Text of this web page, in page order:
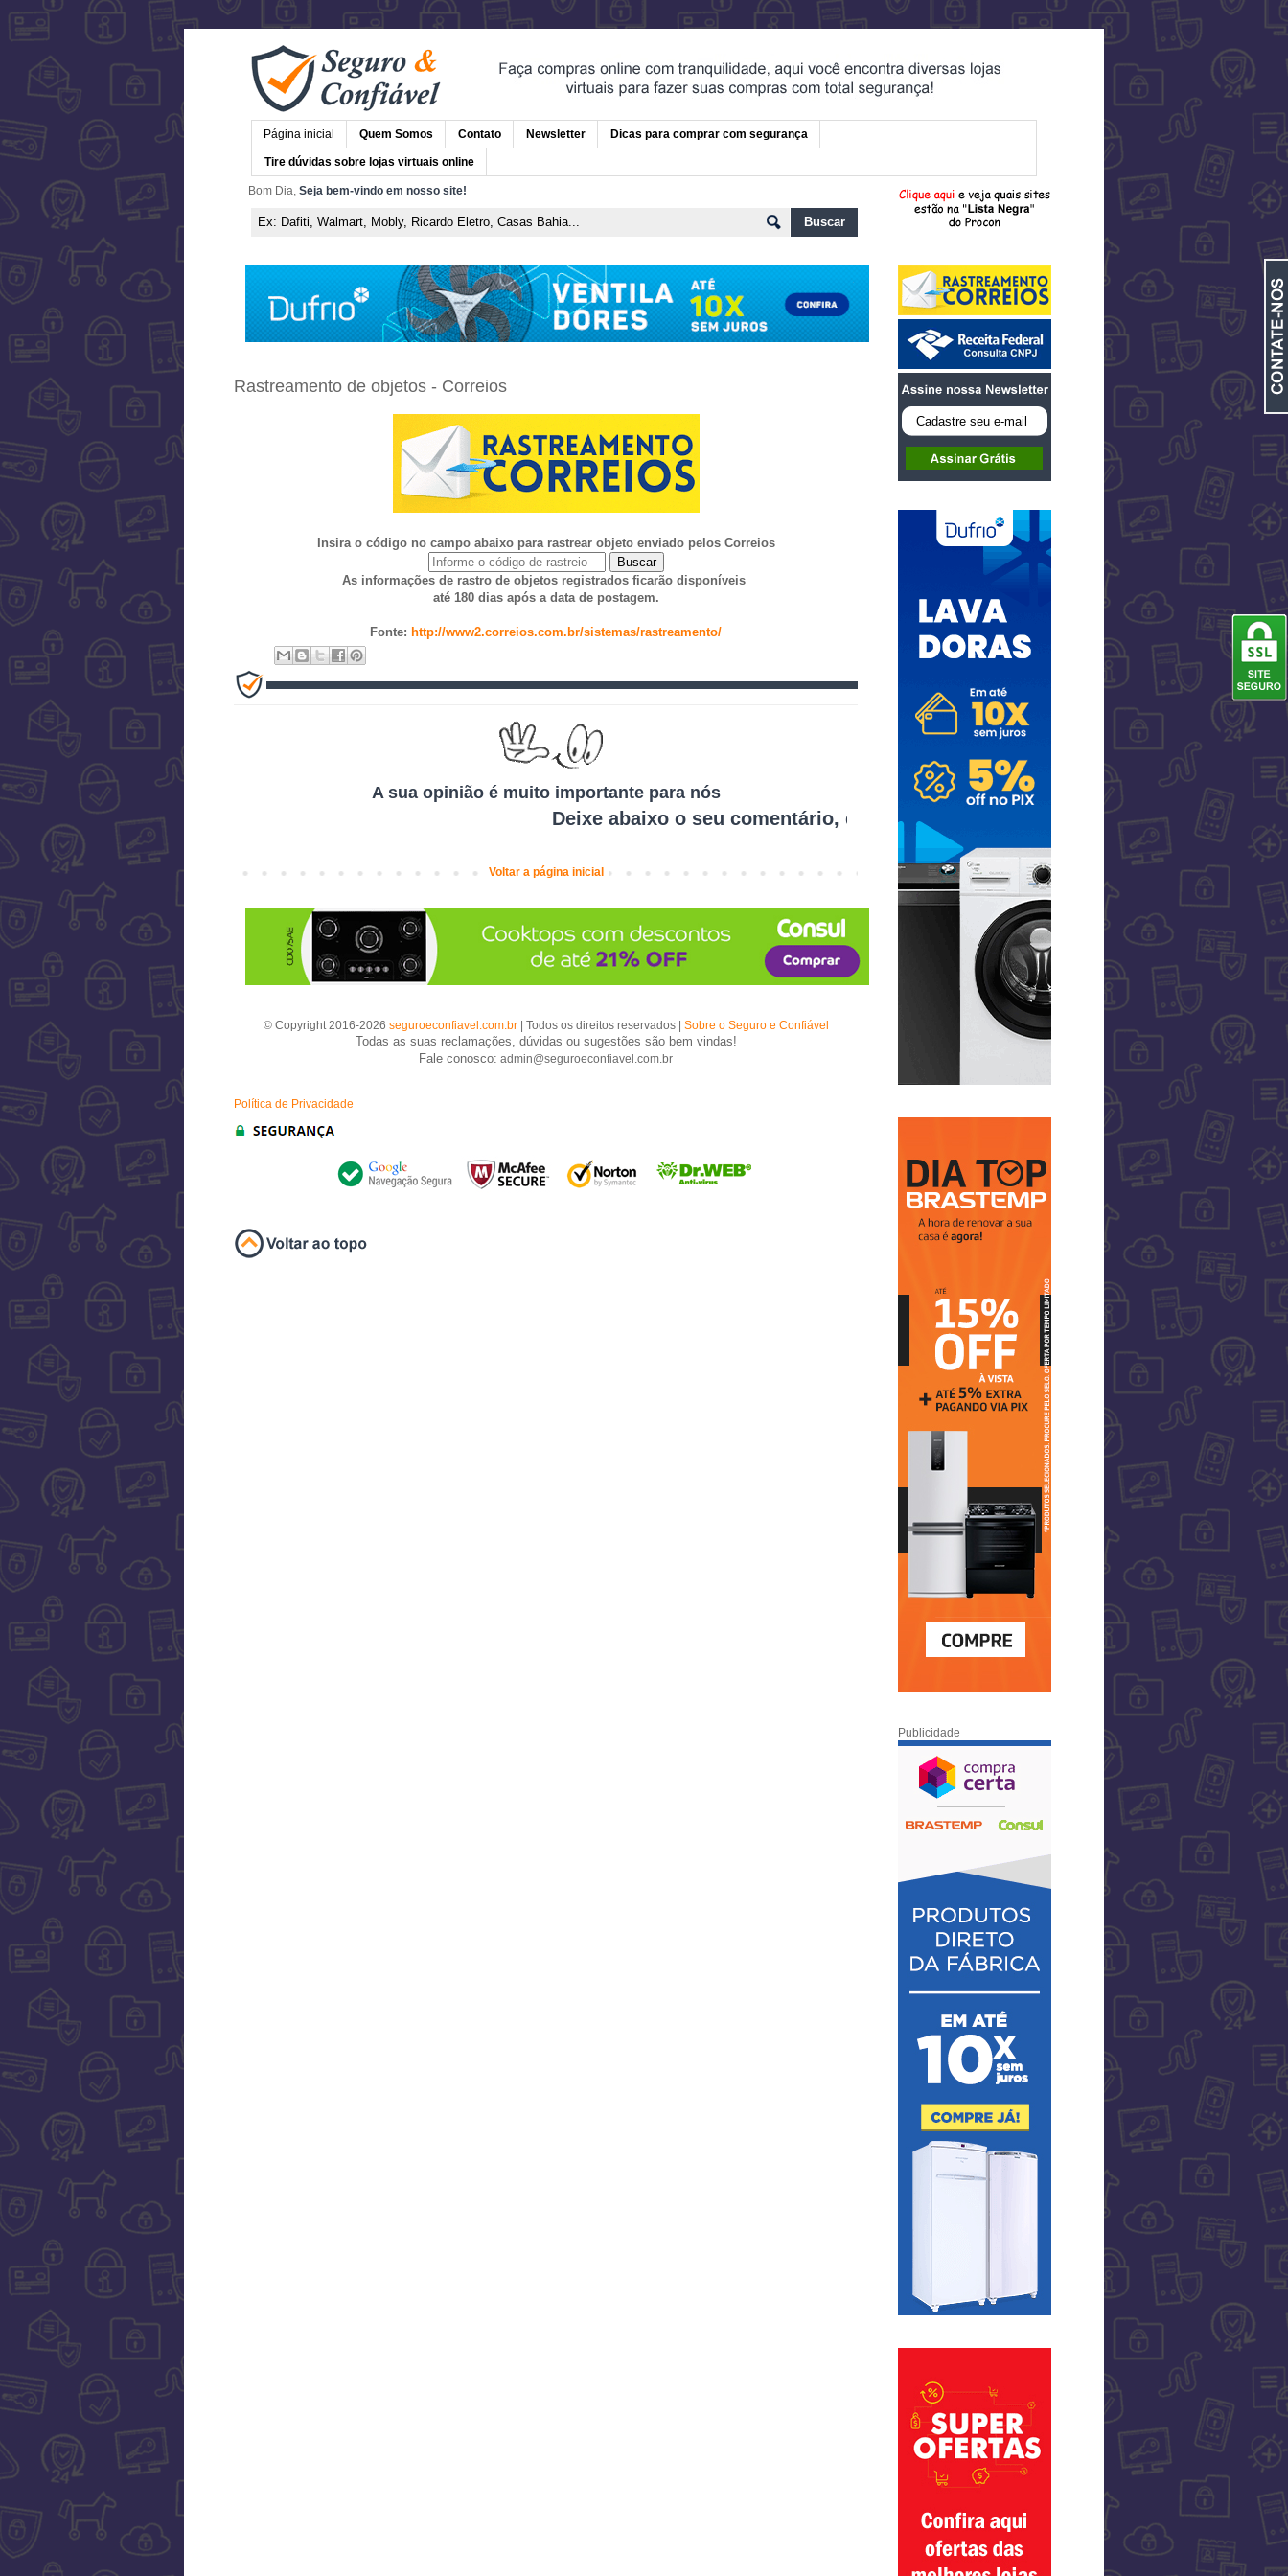
Página inicial Quem Somos Contato Newsletter Dicas para comprar com segurança
Tire dúvidas sobre lojas virtuais online
Bom Dia, Seja bem-vindo em nosso site!
Rastreamento de objetos - Correios
Insira o código no campo abaixo para rastrear objeto enviado pelos Correios
Buscar
As informações de rastro de objetos registrados ficarão disponíveis
até 180 dias após a data de postagem.
Fonte: http://www2.correios.com.br/sistemas/rastreamento/
A sua opinião é muito importante para nós
Deixe abaixo o seu comentário, dúvida, sugestão ou crítica sobre essa loja.
Voltar a página inicial
© Copyright 2016-2026 seguroeconfiavel.com.br| Todos os direitos reservados | Sobre o Seguro e Confiável
Todas as suas reclamações, dúvidas ou sugestões são bem vindas!
Fale conosco: admin@seguroeconfiavel.com.br
Política de Privacidade
Publicidade